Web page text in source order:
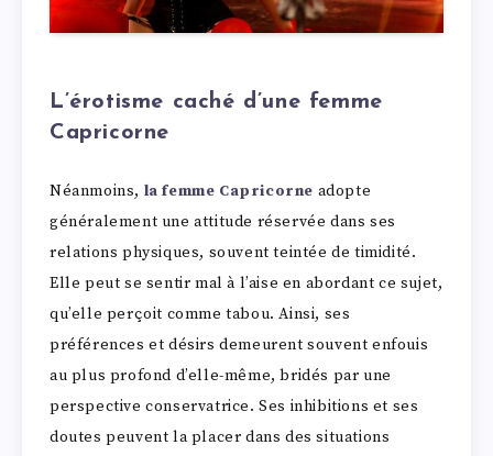
L’érotisme caché d’une femme
Capricorne
Néanmoins, la femme Capricorne adopte
généralement une attitude réservée dans ses
relations physiques, souvent teintée de timidité.
Elle peut se sentir mal à l’aise en abordant ce sujet,
qu’elle perçoit comme tabou. Ainsi, ses
préférences et désirs demeurent souvent enfouis
au plus profond d’elle-même, bridés par une
perspective conservatrice. Ses inhibitions et ses
doutes peuvent la placer dans des situations